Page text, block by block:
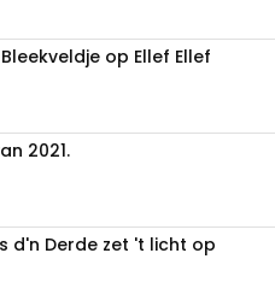
op Ellef Ellef
2021.
d'n Derde zet 't licht op